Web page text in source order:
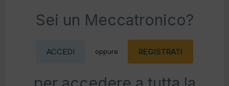
Sei un Meccatronico?
ACCEDI oppure REGISTRATI